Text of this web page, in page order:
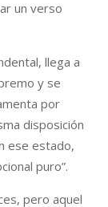
un verso
llega a
y se
por
disposición
ese estado,
puro”.
pero aquel